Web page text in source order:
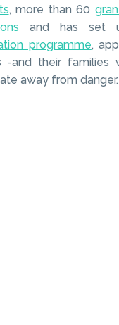
, more than 60
and has set
programme,
-and their families
away from danger.